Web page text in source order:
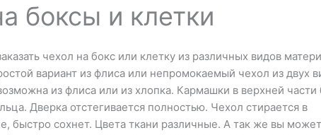
боксы и клетки
чехол на бокс или клетку из различных видов
вариант из флиса или непромокаемый чехол из двух
из флиса или из хлопка. Кармашки в верхней части
Дверка отстегивается полностью. Чехол стирается в
быстро сохнет. Цвета ткани различные. А так же вы